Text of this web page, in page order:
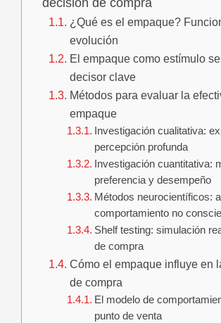
decisión de compra
¿Qué es el empaque?
evolución
El empaque como estímulo
decisor clave
Métodos para evaluar la
empaque
Investigación cualitativa:
percepción profunda
Investigación cuantitativa:
preferencia y desempeño
Métodos neurocientíficos:
comportamiento no
Shelf testing: simulación
de compra
Cómo el empaque influye en
de compra
El modelo de
punto de venta